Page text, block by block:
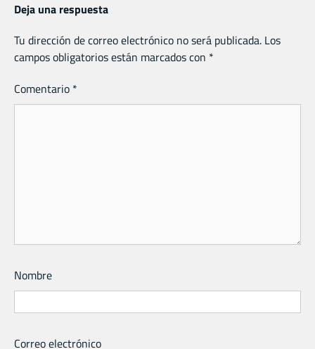
Deja una respuesta
Tu dirección de correo electrónico no será publicada. Los
campos obligatorios están marcados con *
Comentario *
Nombre
Correo electrónico